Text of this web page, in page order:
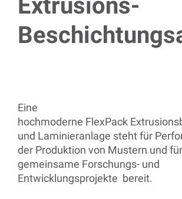
Eine
hochmoderne FlexPack
und Laminieranlage steht für
der Produktion von Mustern und für
gemeinsame Forschungs- und
Entwicklungsprojekte bereit.